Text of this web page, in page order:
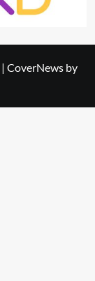
| CoverNews by